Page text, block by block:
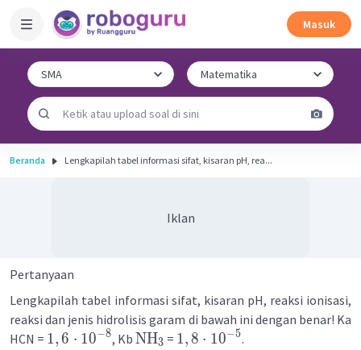
Masuk
Beranda Lengkapilah tabel informasi sifat, kisaran pH, rea...
Iklan
Pertanyaan
Lengkapilah tabel informasi sifat, kisaran pH, reaksi ionisasi,
reaksi dan jenis hidrolisis garam di bawah ini dengan benar! Ka
HCN = 1,6 ⋅ 10−8, Kb NH3 = 1,8 ⋅ 10−5.